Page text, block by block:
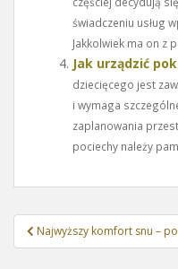
świadczeniu usług
Jakkolwiek ma on z
Jak urządzić
dziecięcego jest
i wymaga
zaplanowania
pociechy należy
Nawigacja
wpisu
Najwyższy komfort snu –